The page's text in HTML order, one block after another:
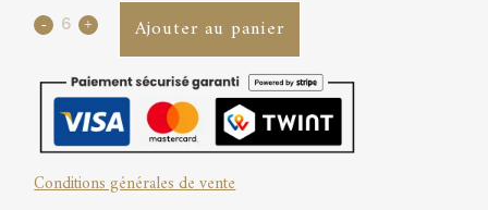
Ripassa
Superiore
DOC
quantity
Ajouter au panier
Conditions générales de vente